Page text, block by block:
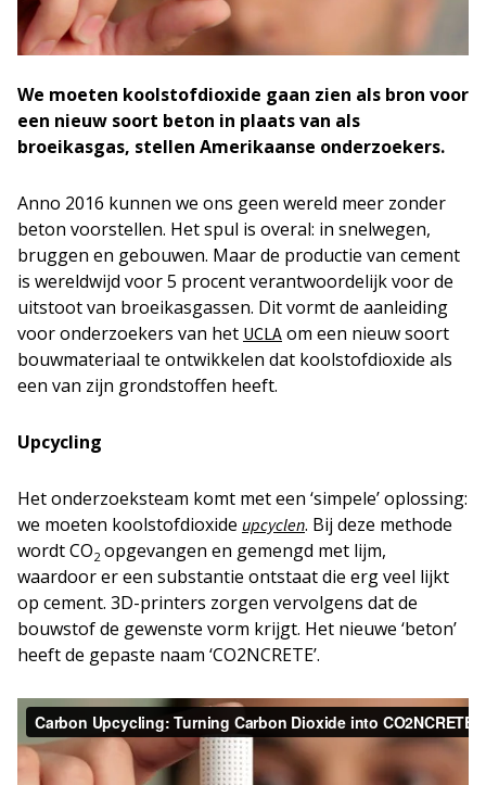
We moeten koolstofdioxide gaan zien als bron voor
een nieuw soort beton in plaats van als
broeikasgas, stellen Amerikaanse onderzoekers.
Anno 2016 kunnen we ons geen wereld meer zonder
beton voorstellen. Het spul is overal: in snelwegen,
bruggen en gebouwen. Maar de productie van cement
is wereldwijd voor 5 procent verantwoordelijk voor de
uitstoot van broeikasgassen. Dit vormt de aanleiding
voor onderzoekers van het UCLA om een nieuw soort
bouwmateriaal te ontwikkelen dat koolstofdioxide als
een van zijn grondstoffen heeft.
Upcycling
Het onderzoeksteam komt met een ‘simpele’ oplossing:
we moeten koolstofdioxide upcyclen. Bij deze methode
wordt CO2 opgevangen en gemengd met lijm,
waardoor er een substantie ontstaat die erg veel lijkt
op cement. 3D-printers zorgen vervolgens dat de
bouwstof de gewenste vorm krijgt. Het nieuwe ‘beton’
heeft de gepaste naam ‘CO2NCRETE’.